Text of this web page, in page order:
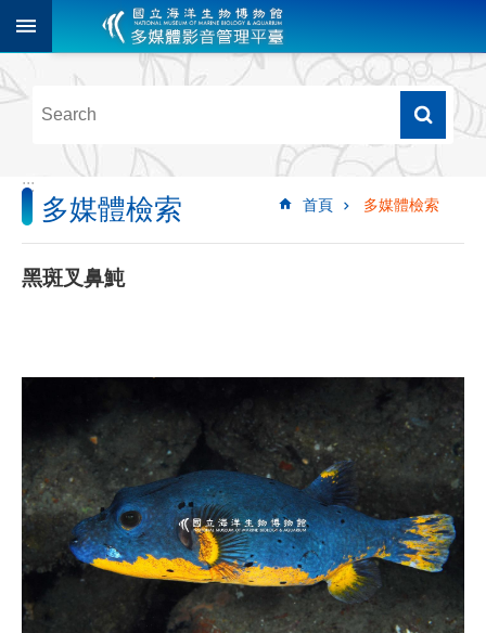
跳到主要內容區塊
階
尋
多
媒
體
檢
像
音
源
訊
息
布
:::
首頁 多媒體檢索
多媒體檢索
黑斑叉鼻魨